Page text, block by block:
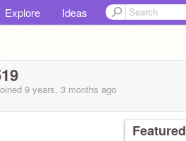
Explore Ideas
9 years, 3 months ago